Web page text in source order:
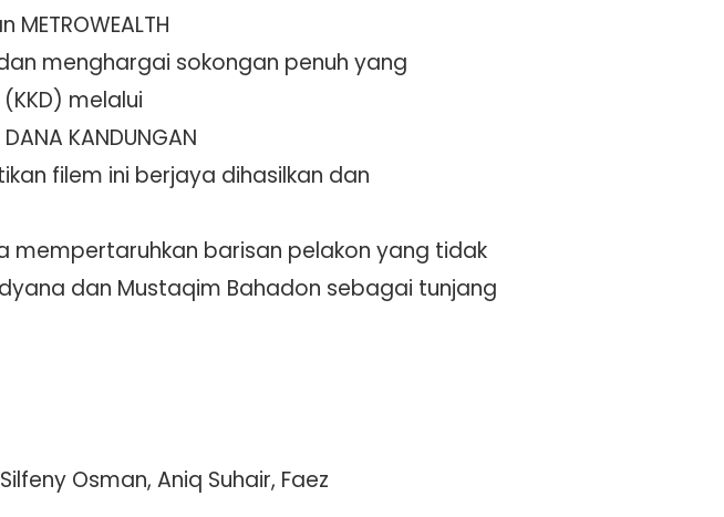
METROWEALTH
menghargai sokongan penuh yang
(KKD) melalui
KANDUNGAN
filem ini berjaya dihasilkan dan
mempertaruhkan barisan pelakon yang tidak
dan Mustaqim Bahadon sebagai tunjang
Osman, Aniq Suhair, Faez